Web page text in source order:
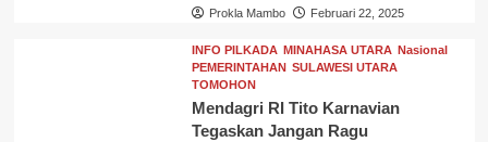
Prokla Mambo Februari 22, 2025
INFO PILKADA MINAHASA UTARA Nasional
PEMERINTAHAN SULAWESI UTARA
TOMOHON
Mendagri RI Tito Karnavian
Tegaskan Jangan Ragu